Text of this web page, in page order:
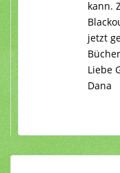
kann.
jetzt
Liebe
Dana